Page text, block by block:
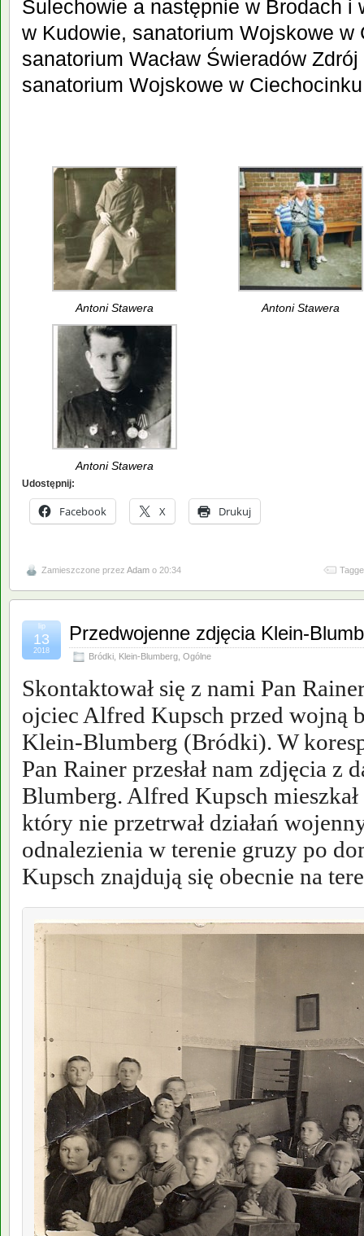
Sulechowie a następnie w Brodach i
w Kudowie, sanatorium Wojskowe w
sanatorium Wacław Świeradów
sanatorium Wojskowe w
Antoni Stawera Antoni Stawera
Antoni Stawera
Udostępnij:
Facebook X Drukuj
Zamieszczone przez Adam o 20:34
Przedwojenne zdjęcia Klein-
Bródki, Klein-Blumberg, Ogólne
lip
13
2018
Skontaktował się z nami Pan
ojciec Alfred Kupsch przed wojną
Klein-Blumberg (Bródki). W
Pan Rainer przesłał nam zdjęcia z
Blumberg. Alfred Kupsch
który nie przetrwał działań
odnalezienia w terenie gruzy po
Kupsch znajdują się obecnie na